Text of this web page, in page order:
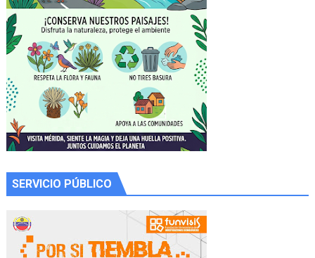
SERVICIO PÚBLICO